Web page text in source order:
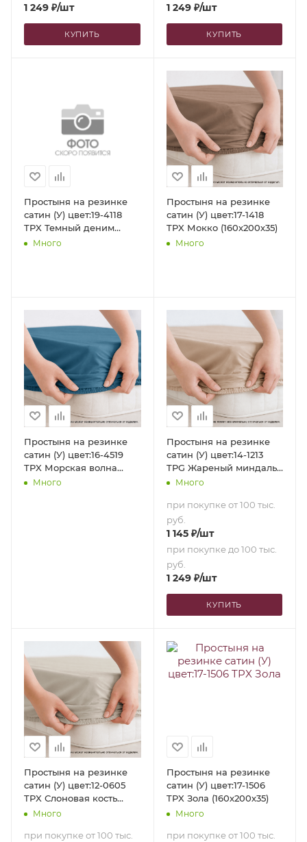
1 249 ₽/шт
КУПИТЬ
1 249₽/шт
КУПИТЬ
Простыня на резинке
сатин (У) цвет:19-4118
TPX Темный деним
(160х200х35)
Много
Простыня на резинке
сатин (У) цвет:17-1418
TPX Мокко (160х200х35)
Много
Простыня на резинке
сатин (У) цвет:16-4519
TPX Морская волна
(160х200х35)
Много
Простыня на резинке
сатин (У) цвет:14-1213
TPG Жареный миндаль
(160х200х35)
Много
при покупке от 100 тыс.
руб.
1 145₽/шт
при покупке до 100 тыс.
руб.
1 249₽/шт
КУПИТЬ
Простыня на резинке
сатин (У) цвет:12-0605
TPX Слоновая кость
(160х200х35)
Много
при покупке от 100 тыс.
Простыня на резинке
сатин (У) цвет:17-1506
TPX Зола (160х200х35)
Много
при покупке от 100 тыс.